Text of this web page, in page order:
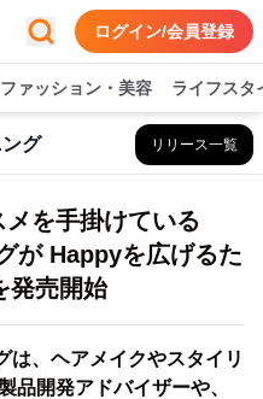
ログイン/会員登録
ファッション・美容 ライフスタ
グ リリース一覧
を手掛けている
が Happyを広げるた
発売開始
は、ヘアメイクやスタイリ
品開発アドバイザーや、